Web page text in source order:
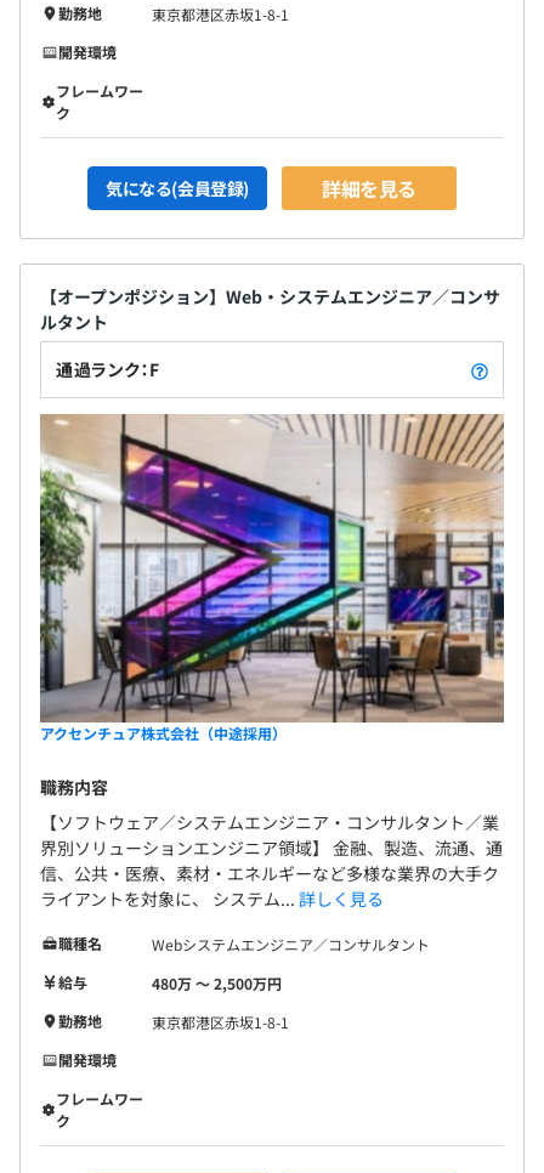
勤務地
東京都港区赤坂1-8-1
開発環境
フレームワー
ク
気になる(会員登録) 詳細を見る
【オープンポジション】Web・システムエンジニア／コンサ
ルタント
通過ランク：F
アクセンチュア株式会社（中途採用）
職務内容
【ソフトウェア／システムエンジニア・コンサルタント／業
界別ソリューションエンジニア領域】 金融、製造、流通、通
信、公共・医療、素材・エネルギーなど多様な業界の大手ク
ライアントを対象に、 システム... 詳しく見る
職種名
Webシステムエンジニア／コンサルタント
給与
480万 〜 2,500万円
勤務地
東京都港区赤坂1-8-1
開発環境
フレームワー
ク